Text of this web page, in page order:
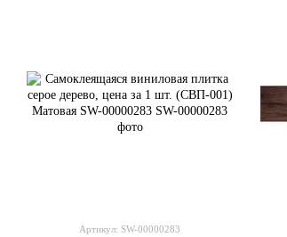
Артикул: SW-00000283